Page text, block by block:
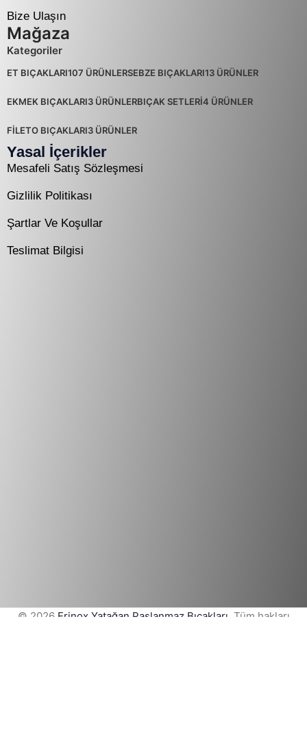
Bize Ulaşın
Mağaza
Kategoriler
ET BIÇAKLARI107 ÜRÜNLERSEBZE BIÇAKLARI13 ÜRÜNLER
EKMEK BIÇAKLARI3 ÜRÜNLERBIÇAK SETLERİ4 ÜRÜNLER
FİLETO BIÇAKLARI3 ÜRÜNLER
Yasal İçerikler
Mesafeli Satış Sözleşmesi
Gizlilik Politikası
Şartlar Ve Koşullar
Teslimat Bilgisi
© 2026 Erinox Yatağan Paslanmaz Bıçakları . Tüm hakları